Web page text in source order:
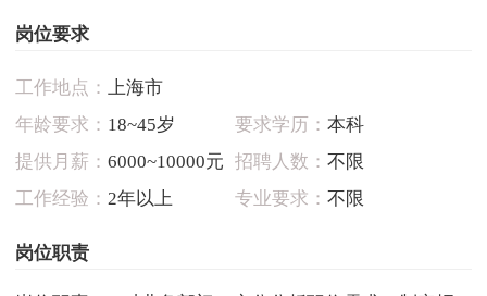
岗位要求
工作地点： 上海市
年龄要求： 18~45岁 要求学历： 本科
提供月薪： 6000~10000元 招聘人数： 不限
工作经验： 2年以上 专业要求： 不限
岗位职责